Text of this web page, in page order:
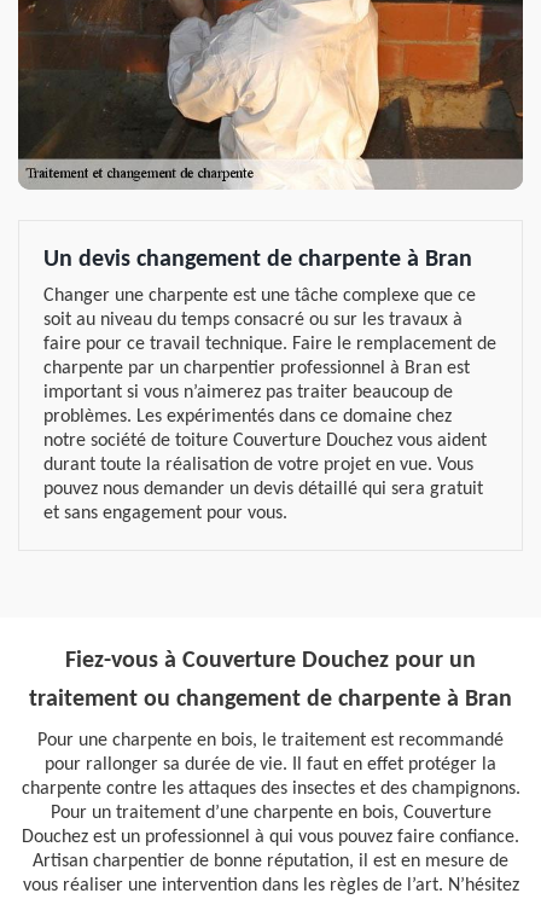
Un devis changement de charpente à Bran
Changer une charpente est une tâche complexe que ce
soit au niveau du temps consacré ou sur les travaux à
faire pour ce travail technique. Faire le remplacement de
charpente par un charpentier professionnel à Bran est
important si vous n’aimerez pas traiter beaucoup de
problèmes. Les expérimentés dans ce domaine chez
notre société de toiture Couverture Douchez vous aident
durant toute la réalisation de votre projet en vue. Vous
pouvez nous demander un devis détaillé qui sera gratuit
et sans engagement pour vous.
Fiez-vous à Couverture Douchez pour un
traitement ou changement de charpente à Bran
Pour une charpente en bois, le traitement est recommandé
pour rallonger sa durée de vie. Il faut en effet protéger la
charpente contre les attaques des insectes et des champignons.
Pour un traitement d’une charpente en bois, Couverture
Douchez est un professionnel à qui vous pouvez faire confiance.
Artisan charpentier de bonne réputation, il est en mesure de
vous réaliser une intervention dans les règles de l’art. N’hésitez